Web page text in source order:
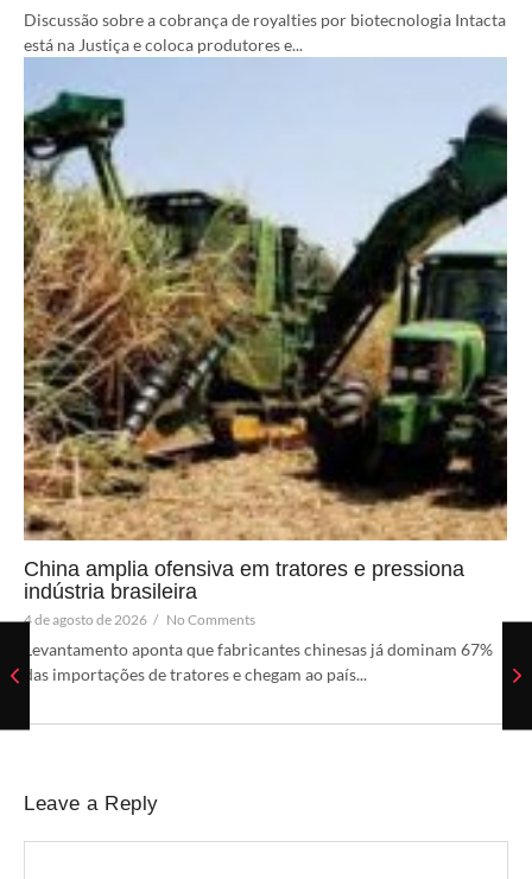
Discussão sobre a cobrança de royalties por biotecnologia Intacta
está na Justiça e coloca produtores e...
China amplia ofensiva em tratores e pressiona
indústria brasileira
4 de agosto de 2026 / No Comments
Levantamento aponta que fabricantes chinesas já dominam 67%
das importações de tratores e chegam ao país...
Leave a Reply